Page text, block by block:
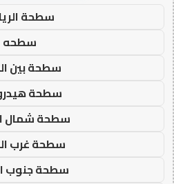
سطحة
سطحه
سطحة بين
سطحة
سطحة شمال
سطحة غرب
سطحة جنوب